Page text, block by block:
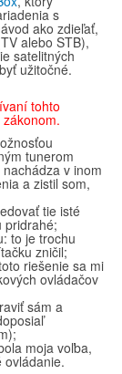
s
ako zdieľať,
alebo STB),
satelitných
užitočné.
tohto
tunerom
v inom
a zistil som,
tie isté
pridrahé;
to je trochu
zničil;
riešenie sa mi
ovládačov
sám a
moja voľba,
ovládanie.